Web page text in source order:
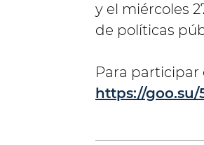
y el miércoles
de políticas
Para participar
https://goo.su/